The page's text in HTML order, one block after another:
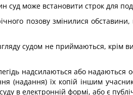
суд може встановити строк для
позову змінилися
судом не приймаються, крім
надсилаються або
(надання) їх копій іншим
в електронній формі, або є